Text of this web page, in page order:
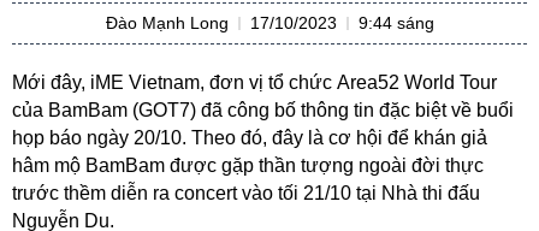
Đào Mạnh Long 17/10/2023 9:44 sáng
Mới đây, iME Vietnam, đơn vị tổ chức Area52 World Tour
của BamBam (GOT7) đã công bố thông tin đặc biệt về buổi
họp báo ngày 20/10. Theo đó, đây là cơ hội để khán giả
hâm mộ BamBam được gặp thần tượng ngoài đời thực
trước thềm diễn ra concert vào tối 21/10 tại Nhà thi đấu
Nguyễn Du.